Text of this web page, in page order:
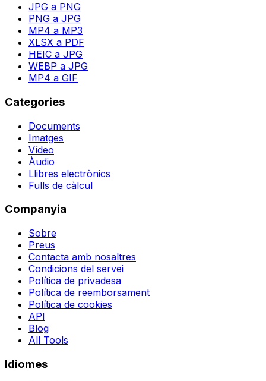
JPG a PNG
PNG a JPG
MP4 a MP3
XLSX a PDF
HEIC a JPG
WEBP a JPG
MP4 a GIF
Categories
Documents
Imatges
Vídeo
Àudio
Llibres electrònics
Fulls de càlcul
Companyia
Sobre
Preus
Contacta amb nosaltres
Condicions del servei
Política de privadesa
Política de reemborsament
Política de cookies
API
Blog
All Tools
Idiomes